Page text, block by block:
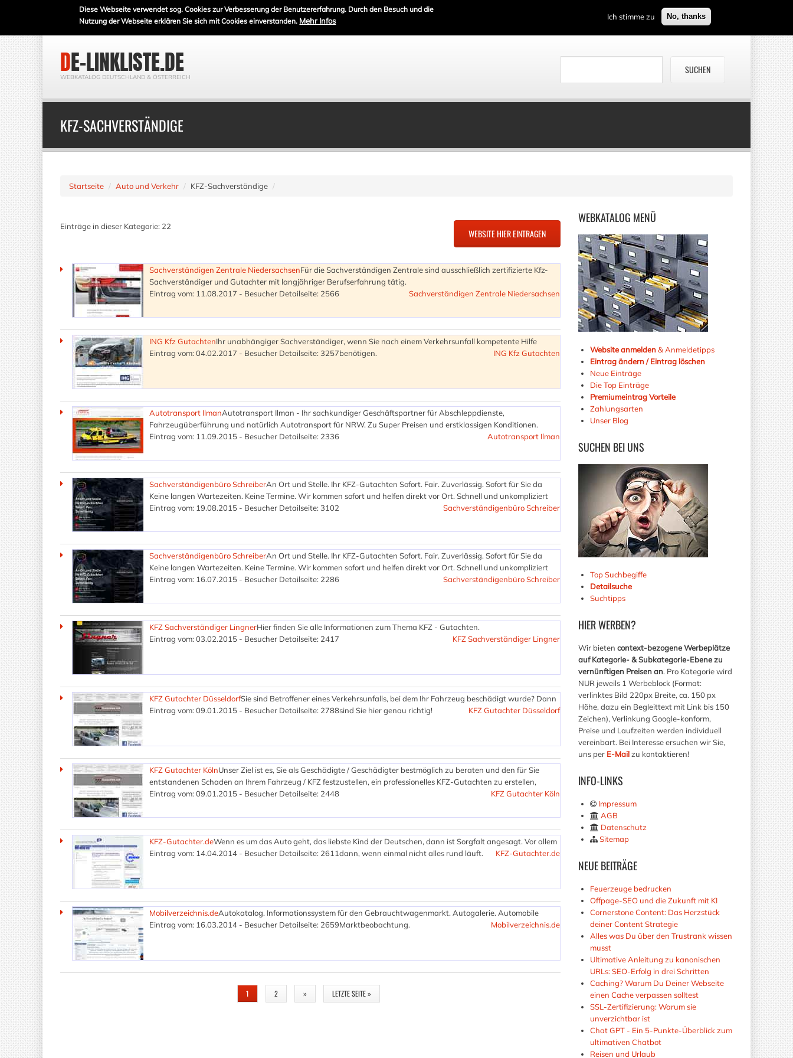
Diese Webseite verwendet sog. Cookies zur Verbesserung der Benutzererfahrung. Durch den Besuch und die
Nutzung der Webseite erklären Sie sich mit Cookies einverstanden. Mehr Infos Ich stimme zu No, thanks
DE-LINKLISTE.DE
WEBKATALOG DEUTSCHLAND & ÖSTERREICH
KFZ-SACHVERSTÄNDIGE
Startseite Auto und Verkehr KFZ-Sachverständige
WEBKATALOG MENÜ
Website anmelden& Anmeldetipps
Eintrag ändern / Eintrag löschen
Neue Einträge
Die Top Einträge
Premiumeintrag Vorteile
Zahlungsarten
Unser Blog
SUCHEN BEI UNS
Top Suchbegiffe
Detailsuche
Suchtipps
HIERWERBEN?
Wir bieten context-bezogene Werbeplätze
auf Kategorie- & Subkategorie-Ebene zu
vernünftigen Preisen an. Pro Kategorie wird
NUR jeweils 1 Werbeblock (Format:
verlinktes Bild 220px Breite, ca. 150 px
Höhe, dazu ein Begleittext mit Link bis 150
Zeichen), Verlinkung Google-konform,
Preise und Laufzeiten werden individuell
vereinbart. Bei Interesse ersuchen wir Sie,
uns per E-Mailzu kontaktieren!
INFO-LINKS
Impressum
AGB
Datenschutz
Sitemap
NEUEBEITRÄGE
Feuerzeuge bedrucken
Offpage-SEO und die Zukunft mit KI
Cornerstone Content: Das Herzstück
deiner Content Strategie
Alles was Du über den Trustrank wissen
musst
Ultimative Anleitung zu kanonischen
URLs: SEO-Erfolg in drei Schritten
Caching? Warum Du Deiner Webseite
einen Cache verpassen solltest
SSL-Zertifizierung: Warum sie
unverzichtbar ist
Chat GPT - Ein 5-Punkte-Überblick zum
ultimativen Chatbot
Reisen und Urlaub
Einträge in dieser Kategorie: 22
Sachverständigen Zentrale NiedersachsenFür die Sachverständigen Zentrale sind ausschließlich zertifizierte Kfz-
Sachverständiger und Gutachter mit langjähriger Berufserfahrung tätig.
Eintrag vom: 11.08.2017 - Besucher Detailseite: 2566
Sachverständigen Zentrale Niedersachsen
ING Kfz GutachtenIhr unabhängiger Sachverständiger, wenn Sie nach einem Verkehrsunfall kompetente Hilfe
benötigen.
Eintrag vom: 04.02.2017 - Besucher Detailseite: 3257 ING Kfz Gutachten
Autotransport IlmanAutotransport Ilman - Ihr sachkundiger Geschäftspartner für Abschleppdienste,
Fahrzeugüberführung und natürlich Autotransport für NRW. Zu Super Preisen und erstklassigen Konditionen.
Eintrag vom: 11.09.2015 - Besucher Detailseite: 2336
Autotransport Ilman
Sachverständigenbüro SchreiberAn Ort und Stelle. Ihr KFZ-Gutachten Sofort. Fair. Zuverlässig. Sofort für Sie da
Keine langen Wartezeiten. Keine Termine. Wir kommen sofort und helfen direkt vor Ort. Schnell und unkompliziert
Eintrag vom: 19.08.2015 - Besucher Detailseite: 3102
Sachverständigenbüro Schreiber
Sachverständigenbüro SchreiberAn Ort und Stelle. Ihr KFZ-Gutachten Sofort. Fair. Zuverlässig. Sofort für Sie da
Keine langen Wartezeiten. Keine Termine. Wir kommen sofort und helfen direkt vor Ort. Schnell und unkompliziert
Eintrag vom: 16.07.2015 - Besucher Detailseite: 2286
Sachverständigenbüro Schreiber
KFZ Sachverständiger LingnerHier finden Sie alle Informationen zum Thema KFZ - Gutachten.
Eintrag vom: 03.02.2015 - Besucher Detailseite: 2417
KFZ Sachverständiger Lingner
KFZ Gutachter DüsseldorfSie sind Betroffener eines Verkehrsunfalls, bei dem Ihr Fahrzeug beschädigt wurde? Dann
sind Sie hier genau richtig!
Eintrag vom: 09.01.2015 - Besucher Detailseite: 2788 KFZ Gutachter Düsseldorf
KFZ Gutachter KölnUnser Ziel ist es, Sie als Geschädigte / Geschädigter bestmöglich zu beraten und den für Sie
entstandenen Schaden an Ihrem Fahrzeug / KFZ festzustellen, ein professionelles KFZ-Gutachten zu erstellen,
Eintrag vom: 09.01.2015 - Besucher Detailseite: 2448
KFZ Gutachter Köln
KFZ-Gutachter.deWenn es um das Auto geht, das liebste Kind der Deutschen, dann ist Sorgfalt angesagt. Vor allem
dann, wenn einmal nicht alles rund läuft.
Eintrag vom: 14.04.2014 - Besucher Detailseite: 2611 KFZ-Gutachter.de
Mobilverzeichnis.deAutokatalog. Informationssystem für den Gebrauchtwagenmarkt. Autogalerie. Automobile
Marktbeobachtung.
Eintrag vom: 16.03.2014 - Besucher Detailseite: 2659 Mobilverzeichnis.de
1 2 » LETZTE SEITE »